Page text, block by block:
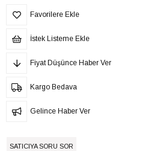
Favorilere Ekle
İstek Listeme Ekle
Fiyat Düşünce Haber Ver
Kargo Bedava
Gelince Haber Ver
SATICIYA SORU SOR